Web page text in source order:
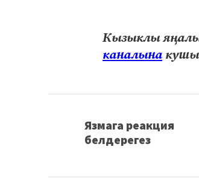
Кызыклы
каналына
Язмага реакция
белдерегез